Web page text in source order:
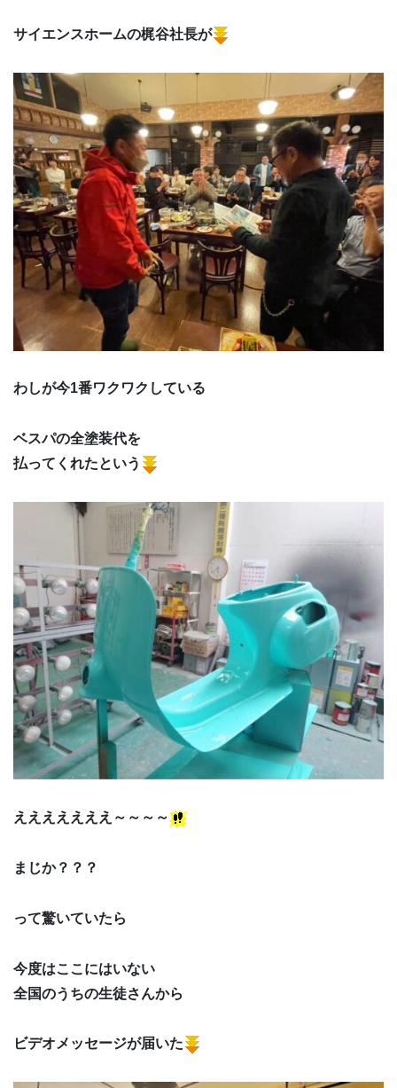
サイエンスホームの梶谷社長が
わしが今1番ワクワクしている
ベスパの全塗装代を
払ってくれたという
えええええええ～～～～
まじか？？？
って驚いていたら
今度はここにはいない
全国のうちの生徒さんから
ビデオメッセージが届いた